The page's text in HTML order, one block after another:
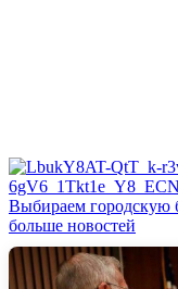
Выбираем
больше новостей